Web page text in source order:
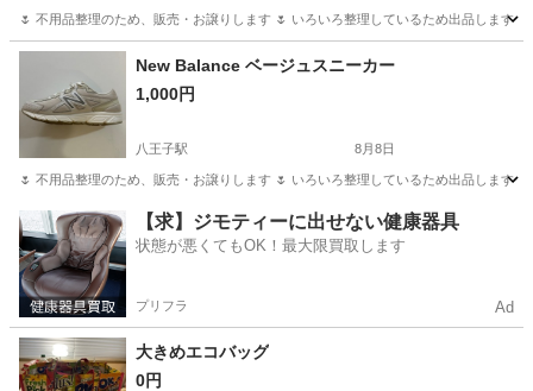
🌷 不用品整理のため、販売・お譲りします 🌷 いろいろ整理しているため出品します
東京 八王子市 バッグ
New Balance ベージュスニーカー
1,000円
八王子駅 8月8日
🌷 不用品整理のため、販売・お譲りします 🌷 いろいろ整理しているため出品します
東京 八王子市 八王子駅 靴
【求】ジモティーに出せない健康器具
状態が悪くてもOK！最大限買取します
プリフラ Ad
大きめエコバッグ
0円